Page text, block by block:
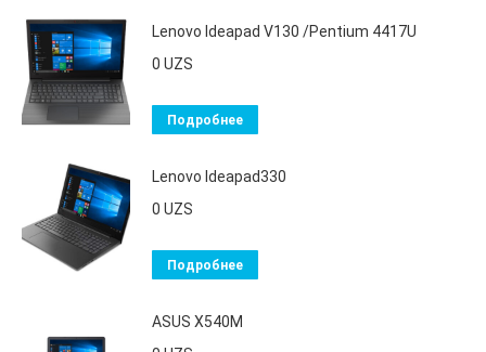
Lenovo Ideapad V130 /Pentium 4417U
0 UZS
Подробнее
Lenovo Ideapad330
0 UZS
Подробнее
ASUS X540M